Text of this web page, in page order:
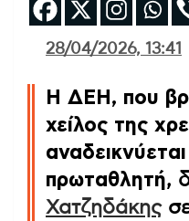
28/04/2026, 13:41
Η ΔΕΗ, που
χείλος της
πρωταθλητή,
Χατζηδάκηςσε